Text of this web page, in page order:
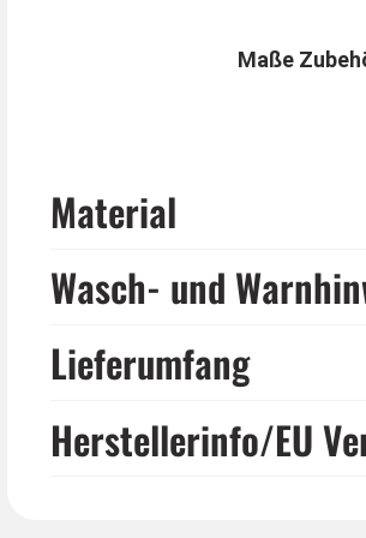
Maße
Material
Wasch- und
Lieferumfang
Herstellerinfo/EU